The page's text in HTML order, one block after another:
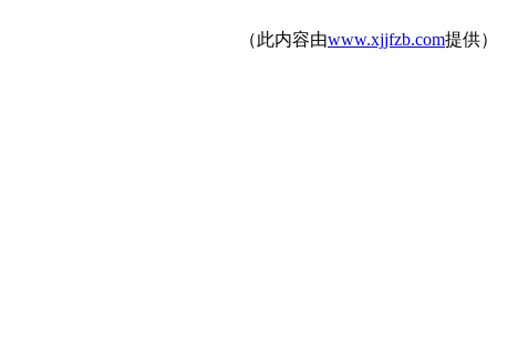
（此内容由www.xjjfzb.com提供）